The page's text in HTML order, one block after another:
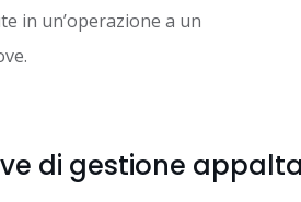
in un’operazione a un
di gestione